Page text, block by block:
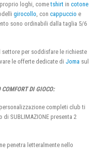
loghi, cometshirt in cotone
girocollo, con cappuccio e
sono ordinabili dalla taglia 5/6
settore per soddisfare le richieste
le offerte dedicate di Joma sul
DI GIOCO:
completi club ti
SUBLIMAZIONE presenta 2
penetra letteralmente nello